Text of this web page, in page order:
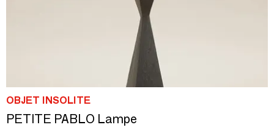
OBJET INSOLITE
PETITE PABLO Lampe